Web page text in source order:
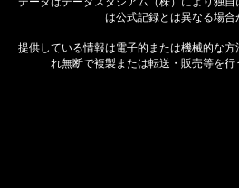
は公式記録とは異なる場合
提供している情報は電子的または機械的な
れ無断で複製または転送・販売等を行